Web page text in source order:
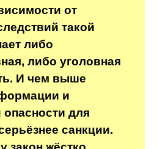
от
такой
либо
либо уголовная
И чем выше
и
для
санкции.